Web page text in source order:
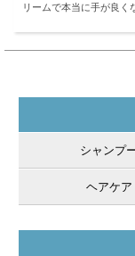
リームで本当に手が良く
シャンプ
ヘアケア